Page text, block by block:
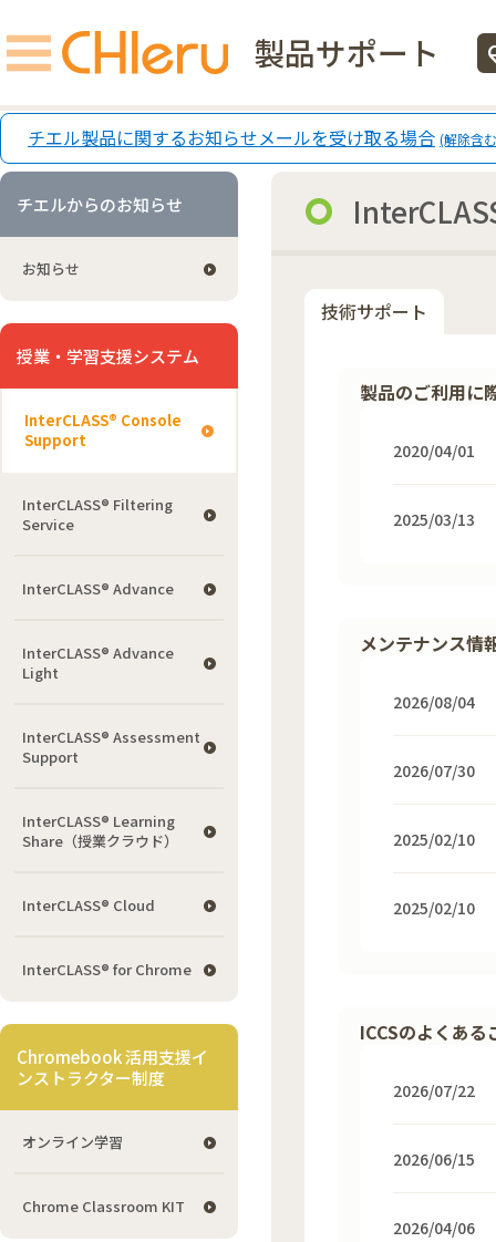
製品サポート
チエル製品に関するお知らせメールを受け取る場合 (解除含
チエルからのお知らせ
お知らせ
授業・学習支援システム
InterCLASS®︎ Console
Support
InterCLASS®︎ Filtering
Service
InterCLASS® Advance
InterCLASS® Advance
Light
InterCLASS®︎ Assessment
Support
InterCLASS® Learning
Share（授業クラウド）
InterCLASS® Cloud
InterCLASS®︎ for Chrome
Chromebook 活用支援イ
ンストラクター制度
オンライン学習
Chrome Classroom KIT
技術サポート
製品のご利用に
2020/04/01
2025/03/13
メンテナンス情
2026/08/04
2026/07/30
2025/02/10
2025/02/10
ICCSのよくあ
2026/07/22
2026/06/15
2026/04/06